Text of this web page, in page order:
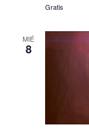
Gratis
MIÉ
8